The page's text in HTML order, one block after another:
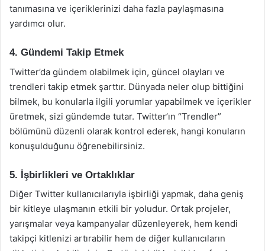
tanımasına ve içeriklerinizi daha fazla paylaşmasına
yardımcı olur.
4. Gündemi Takip Etmek
Twitter’da gündem olabilmek için, güncel olayları ve
trendleri takip etmek şarttır. Dünyada neler olup bittiğini
bilmek, bu konularla ilgili yorumlar yapabilmek ve içerikler
üretmek, sizi gündemde tutar. Twitter’ın “Trendler”
bölümünü düzenli olarak kontrol ederek, hangi konuların
konuşulduğunu öğrenebilirsiniz.
5. İşbirlikleri ve Ortaklıklar
Diğer Twitter kullanıcılarıyla işbirliği yapmak, daha geniş
bir kitleye ulaşmanın etkili bir yoludur. Ortak projeler,
yarışmalar veya kampanyalar düzenleyerek, hem kendi
takipçi kitlenizi artırabilir hem de diğer kullanıcıların